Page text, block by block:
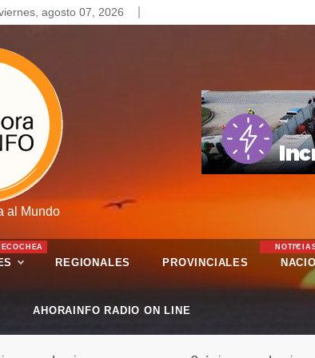
agosto 07, 2026
al Mundo
REGIONALES PROVINCIALES
AHORAINFO RADIO ON LINE